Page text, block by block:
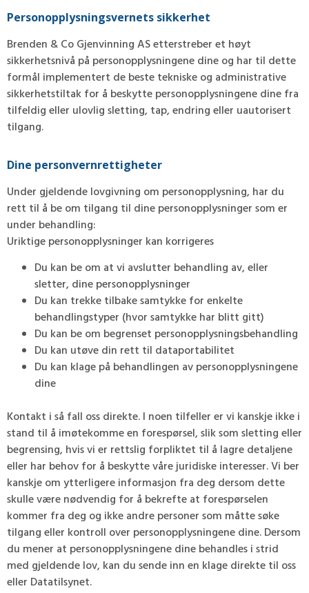
Personopplysningsvernets sikkerhet
Brenden & Co Gjenvinning AS etterstreber et høyt
sikkerhetsnivå på personopplysningene dine og har til dette
formål implementert de beste tekniske og administrative
sikkerhetstiltak for å beskytte personopplysningene dine fra
tilfeldig eller ulovlig sletting, tap, endring eller uautorisert
tilgang.
Dine personvernrettigheter
Under gjeldende lovgivning om personopplysning, har du
rett til å be om tilgang til dine personopplysninger som er
under behandling:
Uriktige personopplysninger kan korrigeres
Du kan be om at vi avslutter behandling av, eller
sletter, dine personopplysninger
Du kan trekke tilbake samtykke for enkelte
behandlingstyper (hvor samtykke har blitt gitt)
Du kan be om begrenset personopplysningsbehandling
Du kan utøve din rett til dataportabilitet
Du kan klage på behandlingen av personopplysningene
dine
Kontakt i så fall oss direkte. I noen tilfeller er vi kanskje ikke i
stand til å imøtekomme en forespørsel, slik som sletting eller
begrensing, hvis vi er rettslig forpliktet til å lagre detaljene
eller har behov for å beskytte våre juridiske interesser. Vi ber
kanskje om ytterligere informasjon fra deg dersom dette
skulle være nødvendig for å bekrefte at forespørselen
kommer fra deg og ikke andre personer som måtte søke
tilgang eller kontroll over personopplysningene dine. Dersom
du mener at personopplysningene dine behandles i strid
med gjeldende lov, kan du sende inn en klage direkte til oss
eller Datatilsynet.